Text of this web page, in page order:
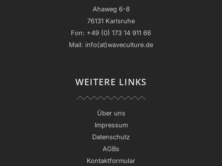
Ahaweg 6-8
76131 Karlsruhe
Fon: +49 (0) 173 14 911 66
Mail: info(at)waveculture.de
WEITERE LINKS
Über uns
Impressum
Datenschutz
AGBs
Kontaktformular